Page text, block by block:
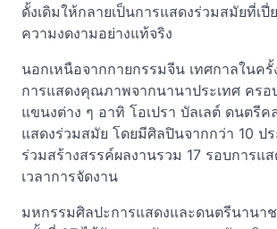
ดั้งเดิมให้กลายเป็นการแสดงร่วมสมัยที่เปี่
ความงดงามอย่างแท้จริง
นอกเหนือจากกายกรรมจีน เทศกาลในครั้
การแสดงคุณภาพจากนานาประเทศ ครอ
แขนงต่าง ๆ อาทิ โอเปรา บัลเลต์ ดนตรีค
แสดงร่วมสมัย โดยมีศิลปินจากกว่า 10 ป
ร่วมสร้างสรรค์ผลงานรวม 17 รอบการแ
เวลาการจัดงาน
มหกรรมศิลปะการแสดงและดนตรีนานาช